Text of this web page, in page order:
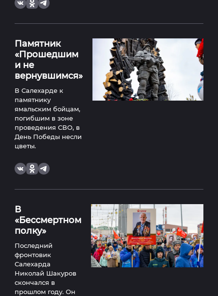
Памятник
«Прошедшим
и не
вернувшимся»
В Салехарде к
памятнику
ямальским бойцам,
погибшим в зоне
проведения СВО, в
День Победы несли
цветы.
В
«Бессмертном
полку»
Последний
фронтовик
Салехарда
Николай Шакуров
скончался в
прошлом году. Он